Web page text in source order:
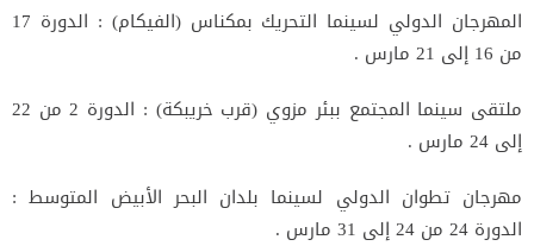
المهرجان الدولي لسينما التحريك بمكناس (الفيكام) : الدورة 17
من 16 إلى 21 مارس .
ملتقى سينما المجتمع ببئر مزوي (قرب خريبكة) : الدورة 2 من 22
إلى 24 مارس .
مهرجان تطوان الدولي لسينما بلدان البحر الأبيض المتوسط :
الدورة 24 من 24 إلى 31 مارس .